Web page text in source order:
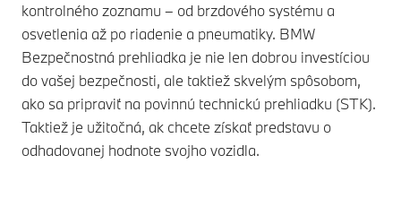
kontrolného zoznamu – od brzdového systému a
osvetlenia až po riadenie a pneumatiky. BMW
Bezpečnostná prehliadka je nie len dobrou investíciou
do vašej bezpečnosti, ale taktiež skvelým spôsobom,
ako sa pripraviť na povinnú technickú prehliadku (STK).
Taktiež je užitočná, ak chcete získať predstavu o
odhadovanej hodnote svojho vozidla.